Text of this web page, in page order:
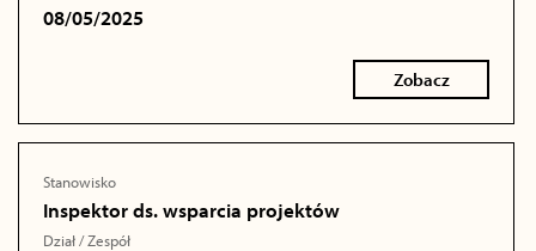
08/05/2025
Zobacz
Stanowisko
Inspektor ds. wsparcia projektów
Dział / Zespół